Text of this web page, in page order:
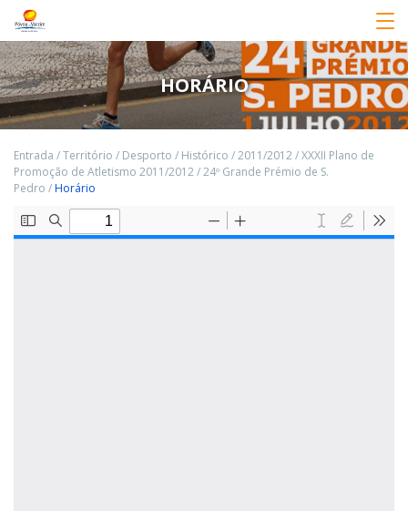
HORÁRIO
Entrada /Território / Desporto / Histórico /2011/2012/XXXII Plano de
Promoção de Atletismo 2011/2012/24º Grande Prémio de S.
Pedro /Horário